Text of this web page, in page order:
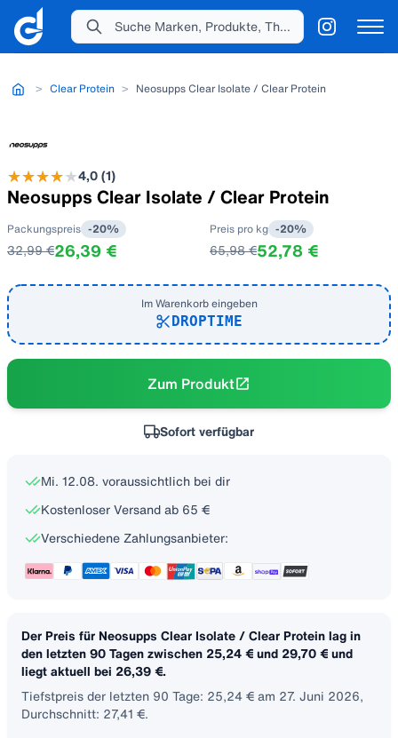
> Clear Protein > Neosupps Clear Isolate / Clear Protein
★
★★
★★
★★
★★4,0 (1 )
Neosupps Clear Isolate / Clear Protein
Packungspreis -20%
32,99 €26,39 €
Preis pro kg -20%
65,98 €52,78 €
Im Warenkorb eingeben
DROPTIME
Zum Produkt
Sofort verfügbar
Mi. 12.08. voraussichtlich bei dir
Kostenloser Versand ab 65 €
Verschiedene Zahlungsanbieter:
Der Preis für Neosupps Clear Isolate / Clear Protein lag in
den letzten 90 Tagen zwischen 25,24 € und 29,70 € und
liegt aktuell bei 26,39 €.
Tiefstpreis der letzten 90 Tage: 25,24 € am 27. Juni 2026,
Durchschnitt: 27,41 €.